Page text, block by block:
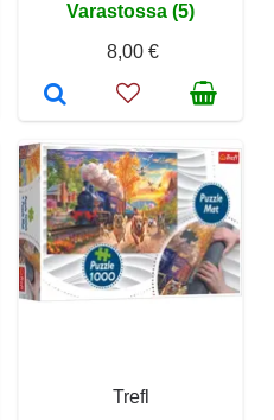
Varastossa (5)
8,00 €
Trefl